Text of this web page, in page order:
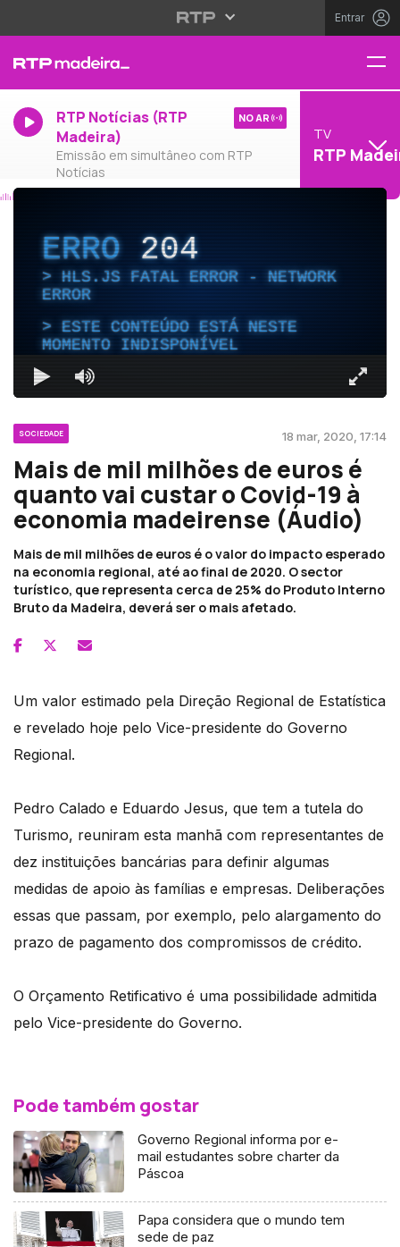
Entrar
RTP Notícias (RTP
Madeira)
Emissão em simultâneo com RTP
Notícias
NO AR
TV
RTP
ERRO204
HLS.JS FATAL ERROR - NETWORK
ERROR
ESTE CONTEÚDO ESTÁ NESTE
MOMENTO INDISPONÍVEL
SOCIEDADE 18 mar, 2020, 17:14
Mais de mil milhões de euros é
quanto vai custar o Covid-19 à
economia madeirense (Áudio)
Mais de mil milhões de euros é o valor do impacto esperado
na economia regional, até ao final de 2020. O sector
turístico, que representa cerca de 25% do Produto Interno
Bruto da Madeira, deverá ser o mais afetado.
Um valor estimado pela Direção Regional de Estatística
e revelado hoje pelo Vice-presidente do Governo
Regional.
Pedro Calado e Eduardo Jesus, que tem a tutela do
Turismo, reuniram esta manhã com representantes de
dez instituições bancárias para definir algumas
medidas de apoio às famílias e empresas. Deliberações
essas que passam, por exemplo, pelo alargamento do
prazo de pagamento dos compromissos de crédito.
O Orçamento Retificativo é uma possibilidade admitida
pelo Vice-presidente do Governo.
Pode também gostar
Governo Regional informa por e-
mail estudantes sobre charter da
Páscoa
Papa considera que o mundo tem
sede de paz